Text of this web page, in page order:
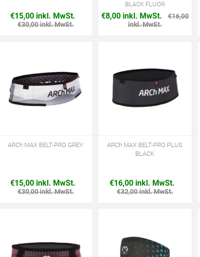
€15,00 inkl. MwSt.
€30,00 inkl. MwSt.
BLACK FLUOR
€8,00 inkl. MwSt.
€16,00
inkl. MwSt.
ARCh MAX BELT-PRO GREY
€15,00 inkl. MwSt.
€30,00 inkl. MwSt.
ARCh MAX BELT-PRO PLUS
BLACK
€16,00 inkl. MwSt.
€32,00 inkl. MwSt.